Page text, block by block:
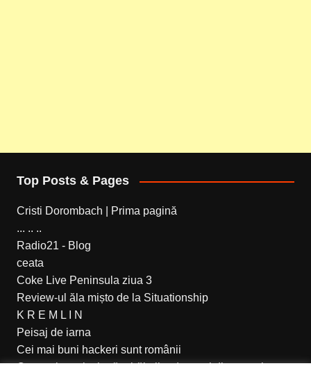
Top Posts & Pages
Cristi Dorombach | Prima pagină
... .. ..
Radio21 - Blog
ceata
Coke Live Peninsula ziua 3
Review-ul ăla mișto de la Situationship
K R E M L I N
Peisaj de iarna
Cei mai buni hackeri sunt românii